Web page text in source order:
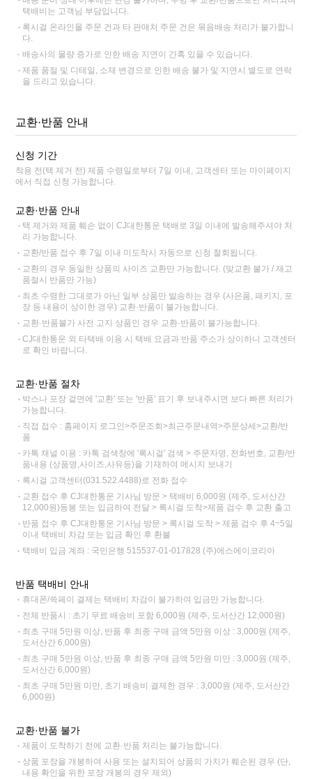
택배비는 고객님 부담입니다.
록시걸 온라인몰 주문 건과 타 판매처 주문 건은 묶음배송 처리가 불가합니
다.
배송사의 물량 증가로 인한 배송 지연이 간혹 있을 수 있습니다.
제품 품절 및 디테일, 소재 변경으로 인한 배송 불가 및 지연시 별도로 연락
을 드리고 있습니다.
교환·반품 안내
신청 기간
착용 전(택 제거 전) 제품 수령일로부터 7일 이내, 고객센터 또는 마이페이지
에서 직접 신청 가능합니다.
교환·반품 안내
택 제거와 제품 훼손 없이 CJ대한통운 택배로 3일 이내에 발송해주셔야 처
리 가능합니다.
교환/반품 접수 후 7일 이내 미도착시 자동으로 신청 철회됩니다.
교환의 경우 동일한 상품의 사이즈 교환만 가능합니다. (맞교환 불가 / 재고
품절시 반품만 가능)
최초 수령한 그대로가 아닌 일부 상품만 발송하는 경우 (사은품, 패키지, 포
장 등 내용이 상이한 경우) 교환·반품이 불가능합니다.
교환·반품불가 사전 고지 상품인 경우 교환·반품이 불가능합니다.
CJ대한통운 외 타택배 이용 시 택배 요금과 반품 주소가 상이하니 고객센터
로 확인 바랍니다.
교환·반품 절차
박스나 포장 겉면에 '교환' 또는 '반품' 표기 후 보내주시면 보다 빠른 처리가
가능합니다.
직접 접수 : 홈페이지 로그인>주문조회>최근주문내역>주문상세>교환/반
품
카톡 채널 이용 : 카톡 검색창에 '록시걸' 검색 > 주문자명, 전화번호, 교환/반
품내용 (상품명,사이즈,사유등)을 기재하여 메시지 보내기
록시걸 고객센터(031.522.4488)로 전화 접수
교환 접수 후 CJ대한통운 기사님 방문 > 택배비 6,000원 (제주, 도서산간
12,000원)동봉 또는 입금하여 전달 > 록시걸 도착>제품 검수 후 교환 출고
반품 접수 후 CJ대한통운 기사님 방문 > 록시걸 도착 > 제품 검수 후 4~5일
이내 택배비 차감 또는 입금 확인 후 환불
택배비 입금 계좌 : 국민은행 515537-01-017828 (주)에스에이코리아
반품 택배비 안내
휴대폰/쓱페이 결제는 택배비 차감이 불가하여 입금만 가능합니다.
전체 반품시 : 초기 무료 배송비 포함 6,000원 (제주, 도서산간 12,000원)
최초 구매 5만원 이상, 반품 후 최종 구매 금액 5만원 이상 : 3,000원 (제주,
도서산간 6,000원)
최초 구매 5만원 이상, 반품 후 최종 구매 금액 5만원 미만 : 3,000원 (제주,
도서산간 6,000원)
최초 구매 5만원 미만, 초기 배송비 결제한 경우 : 3,000원 (제주, 도서산간
6,000원)
교환·반품 불가
제품이 도착하기 전에 교환·반품 처리는 불가능합니다.
상품 포장을 개봉하여 사용 또는 설치되어 상품의 가치가 훼손된 경우 (단,
내용 확인을 위한 포장 개봉의 경우 제외)